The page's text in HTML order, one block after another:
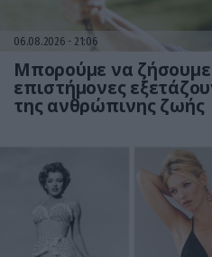
06.08.2026 21:06
Μπορούμε να ζήσουμε
επιστήμονες
της ανθρώπινης ζωής